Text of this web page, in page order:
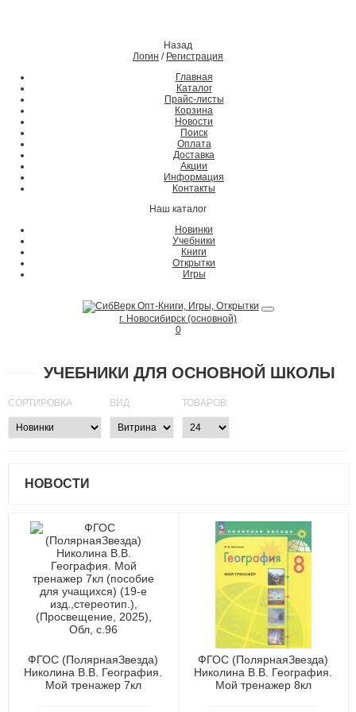
Назад
Логин / Регистрация
Главная
Каталог
Прайс-листы
Корзина
Новости
Поиск
Оплата
Доставка
Акции
Информация
Контакты
Наш каталог
Новинки
Учебники
Книги
Открытки
Игры
г. Новосибирск (основной)
0
УЧЕБНИКИ ДЛЯ ОСНОВНОЙ ШКОЛЫ
СОРТИРОВКА ВИД ТОВАРОВ
НОВОСТИ
ФГОС (ПолярнаяЗвезда)
Николина В.В. География.
Мой тренажер 7кл
ФГОС (ПолярнаяЗвезда)
Николина В.В. География.
Мой тренажер 8кл